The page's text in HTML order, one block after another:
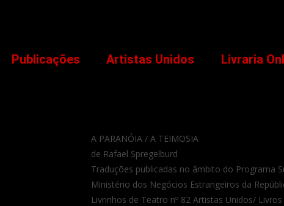
Publicações Artistas Unidos Livraria
A PARANÓIA / A TEIMOSIA
de Rafael Spregelburd
Traduções publicadas no âmbito do Programa
Ministério dos Negócios Estrangeiros da
Livrinhos de Teatro nº 82 Artistas Unidos/